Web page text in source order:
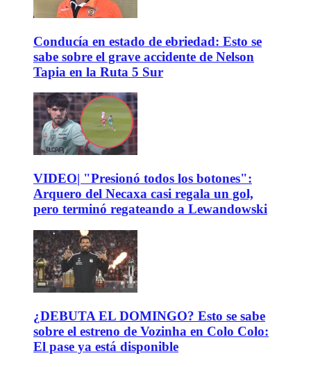
Conducía en estado de ebriedad: Esto se
sabe sobre el grave accidente de Nelson
Tapia en la Ruta 5 Sur
VIDEO| "Presionó todos los botones":
Arquero del Necaxa casi regala un gol,
pero terminó regateando a Lewandowski
¿DEBUTA EL DOMINGO? Esto se sabe
sobre el estreno de Vozinha en Colo Colo:
El pase ya está disponible